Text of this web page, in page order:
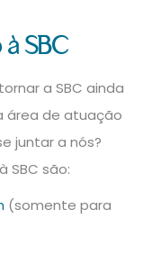
à SBC
a SBC ainda
área de atuação
juntar a nós?
SBC são:
(somente para